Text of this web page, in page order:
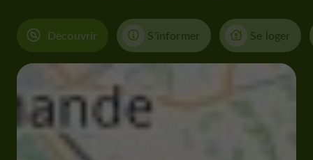
Découvrir S'informer Se loger